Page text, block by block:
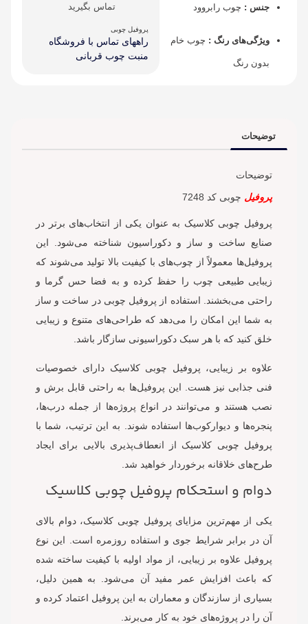
جنس : چوب رابروود
ویژگی‌های رنگ : چوب خام
بدون رنگ
تماس بگیرید
پروفیل چوبی
راههای تماس با فروشگاه
منبت چوب قربانی
توضیحات
توضیحات
پروفیل چوبی کد 7248
پروفیل چوبی کلاسیک به عنوان یکی از انتخاب‌های برتر در
صنایع ساخت و ساز و دکوراسیون شناخته می‌شود. این
پروفیل‌ها معمولاً از چوب‌های با کیفیت بالا تولید می‌شوند که
زیبایی طبیعی چوب را حفظ کرده و به فضا حس گرما و
راحتی می‌بخشند. استفاده از پروفیل چوبی در ساخت و ساز
به شما این امکان را می‌دهد که طراحی‌های متنوع و زیبایی
خلق کنید که با هر سبک دکوراسیونی سازگار باشد.
علاوه بر زیبایی، پروفیل چوبی کلاسیک دارای خصوصیات
فنی جذابی نیز هست. این پروفیل‌ها به راحتی قابل برش و
نصب هستند و می‌توانند در انواع پروژه‌ها از جمله درب‌ها،
پنجره‌ها و دیوارکوب‌ها استفاده شوند. به این ترتیب، شما با
پروفیل چوبی کلاسیک از انعطاف‌پذیری بالایی برای ایجاد
طرح‌های خلاقانه برخوردار خواهید شد.
دوام و استحکام پروفیل چوبی کلاسیک
یکی از مهم‌ترین مزایای پروفیل چوبی کلاسیک، دوام بالای
آن در برابر شرایط جوی و استفاده روزمره است. این نوع
پروفیل علاوه بر زیبایی، از مواد اولیه با کیفیت ساخته شده
که باعث افزایش عمر مفید آن می‌شود. به همین دلیل،
بسیاری از سازندگان و معماران به این پروفیل اعتماد کرده و
آن را در پروژه‌های خود به کار می‌برند.